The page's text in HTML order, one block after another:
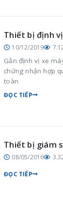
Thiết bị định
10/12/2019
Gắn định vị xe
chứng nhận hợp
toàn
ĐỌC TIẾP
Thiết bị giám
08/05/2016
ĐỌC TIẾP